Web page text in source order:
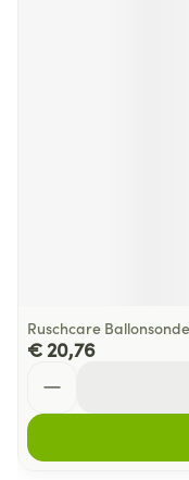
Ruschcare
€ 20,76